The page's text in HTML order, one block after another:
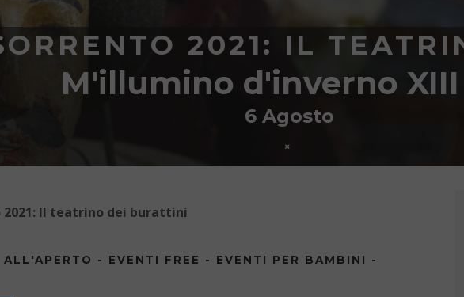
2021: IL
M'illumino d'inverno XIII
6 Agosto
2021: Il teatrino dei burattini
- EVENTI FREE - EVENTI PER BAMBINI -